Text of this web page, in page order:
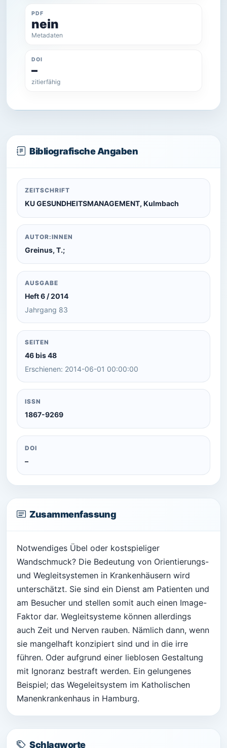
PDF
nein
Metadaten
DOI
–
zitierfähig
Bibliografische Angaben
ZEITSCHRIFT
KU GESUNDHEITSMANAGEMENT, Kulmbach
AUTOR:INNEN
Greinus, T.;
AUSGABE
Heft 6 / 2014
Jahrgang 83
SEITEN
46 bis 48
Erschienen: 2014-06-01 00:00:00
ISSN
1867-9269
DOI
–
Zusammenfassung
Notwendiges Übel oder kostspieliger
Wandschmuck? Die Bedeutung von Orientierungs-
und Wegleitsystemen in Krankenhäusern wird
unterschätzt. Sie sind ein Dienst am Patienten und
am Besucher und stellen somit auch einen Image-
Faktor dar. Wegleitsysteme können allerdings
auch Zeit und Nerven rauben. Nämlich dann, wenn
sie mangelhaft konzipiert sind und in die irre
führen. Oder aufgrund einer lieblosen Gestaltung
mit Ignoranz bestraft werden. Ein gelungenes
Beispiel; das Wegeleitsystem im Katholischen
Manenkrankenhaus in Hamburg.
Schlagworte